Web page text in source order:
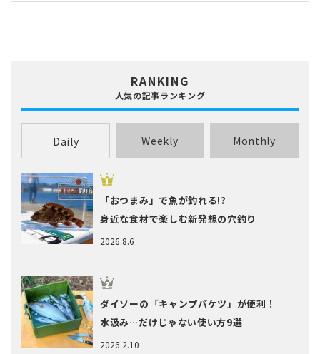
RANKING
人気の記事ランキング
Daily Weekly Monthly
2026.8.6
「おつまみ」で魚が釣れる!?
身近な食材で楽しむ新発想の穴釣り
2026.2.10
ダイソーの「キャンプバケツ」が便利！
水汲み…だけじゃない使い方9選